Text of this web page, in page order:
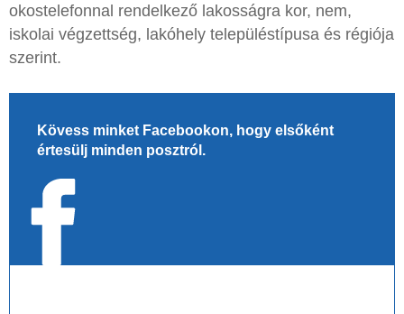
okostelefonnal rendelkező lakosságra kor, nem,
iskolai végzettség, lakóhely településtípusa és régiója
szerint.
Kövess minket Facebookon, hogy elsőként
értesülj minden posztról.